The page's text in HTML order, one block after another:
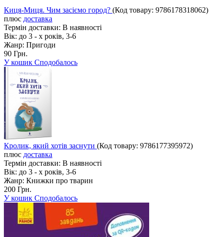
Киця-Миця. Чим засіємо город? (Код товару: 9786178318062)
плюс доставка
Термін доставки: В наявності
Вік: до 3 - х років, 3-6
Жанр: Пригоди
90 Грн.
У кошик Сподобалось
Кролик, який хотів заснути (Код товару: 9786177395972)
плюс доставка
Термін доставки: В наявності
Вік: до 3 - х років, 3-6
Жанр: Книжки про тварин
200 Грн.
У кошик Сподобалось